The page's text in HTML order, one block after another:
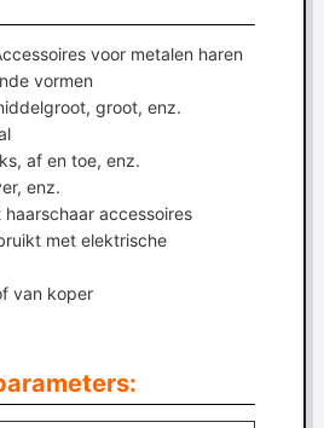
voor metalen haren
vormen
groot, enz.
af en toe, enz.
enz.
accessoires
met elektrische
van koper